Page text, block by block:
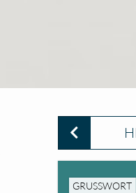
GRUSSWORT